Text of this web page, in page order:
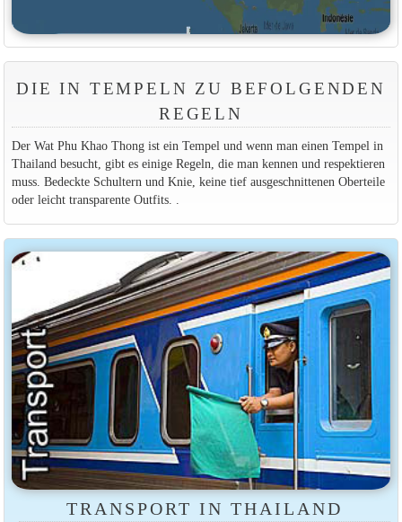
DIE IN TEMPELN ZU BEFOLGENDEN
REGELN
Der Wat Phu Khao Thong ist ein Tempel und wenn man einen Tempel in
Thailand besucht, gibt es einige Regeln, die man kennen und respektieren
muss. Bedeckte Schultern und Knie, keine tief ausgeschnittenen Oberteile
oder leicht transparente Outfits. .
TRANSPORT IN THAILAND